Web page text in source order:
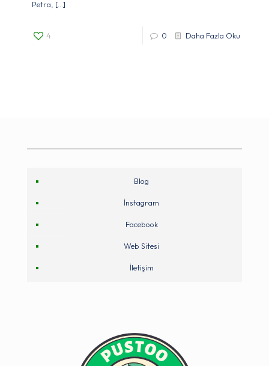
Petra, […]
4 0 Daha Fazla Oku
Blog
İnstagram
Facebook
Web Sitesi
İletişim